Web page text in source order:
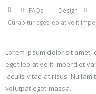
FAQs
Design
Curabitur eget leo at velit
Lorem ipsum dolor sit
eget leo at velit imperdiet
iaculis vitae at risus.
volutpat eget massa.